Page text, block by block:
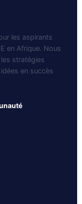
les aspirants
en Afrique. Nous
stratégies
en succès